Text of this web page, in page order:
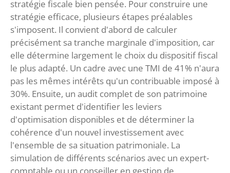
stratégie fiscale bien pensée. Pour construire une
stratégie efficace, plusieurs étapes préalables
s'imposent. Il convient d'abord de calculer
précisément sa tranche marginale d'imposition, car
elle détermine largement le choix du dispositif fiscal
le plus adapté. Un cadre avec une TMI de 41% n'aura
pas les mêmes intérêts qu'un contribuable imposé à
30%. Ensuite, un audit complet de son patrimoine
existant permet d'identifier les leviers
d'optimisation disponibles et de déterminer la
cohérence d'un nouvel investissement avec
l'ensemble de sa situation patrimoniale. La
simulation de différents scénarios avec un expert-